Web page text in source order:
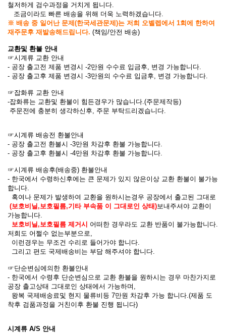
철저하게 검수과정을 거치게 됩니다.
조금이라도 빠른 배송을 위해 더욱 노력하겠습니다.
※ 배송 중 일어난 문제(한국세관문제)는 저희 오벨렙에서 1회에 한하여
재주문후 재발송해드립니다. (책임/안전 배송)
교환및 환불 안내
☞시계류 교환 안내
- 공장 출고전 제품 변경시 -2만원 수수료 입금후, 변경 가능합니다.
- 공장 출고후 제품 변경시 -3만원의 수수료 입금후, 변경 가능합니다.
☞잡화류 교환 안내
-잡화류는 교환및 환불이 힘든경우가 많습니다.(주문제작등)
주문전에 충분히 생각하신후, 주문 부탁드리겠습니다.
☞시계류 배송전 환불안내
- 공장 출고전 환불시 -3만원 차감후 환불 가능합니다.
- 공장 출고후 환불시 -4만원 차감후 환불 가능합니다.
☞시계류 배송후(배송중) 환불안내
- 한국에서 수령하신후에는 큰 문제가 있지 않은이상 교환 환불이 불가능
합니다.
혹여나 문제가 발생하여 교환을 원하시는경우 공장에서 출고된 그대로
(보호비닐,보호필름,기타 부속품 이 그대로인 상태)보내주셔야 교환이
가능합니다.
보호비닐,보호필름 제거시 어떠한 경우라도 교환 반품이 불가능합니다.
저희도 어쩔수 없는부분으로,
이런경우는 무조건 수리로 들어가야 합니다.
그리고 편도 국제배송비는 부담 해주셔야 합니다.
☞단순변심에의한 환불안내
- 한국에서 수령후 단순변심으로 교환 환불을 원하시는 경우 마찬가지로
공장 출고상태 그대로인 상태에서 가능하며,
왕복 국제배송료및 현지 물류비등 7만원 차감후 가능 합니다.(제품 도
착후 검품과정을 거친이후 환불 진행 됩니다)
시계류 A/S 안내